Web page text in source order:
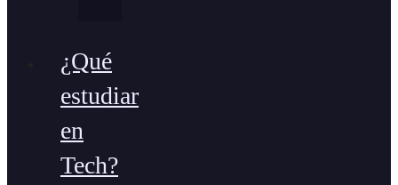
¿Qué
estudiar
en
Tech?